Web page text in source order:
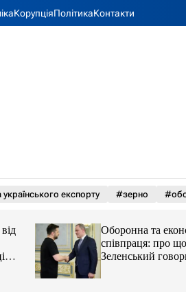
КорупціяПолітикаКонтакти
експорту #зерно
Оборонна та
співпраця: про що
Зеленський